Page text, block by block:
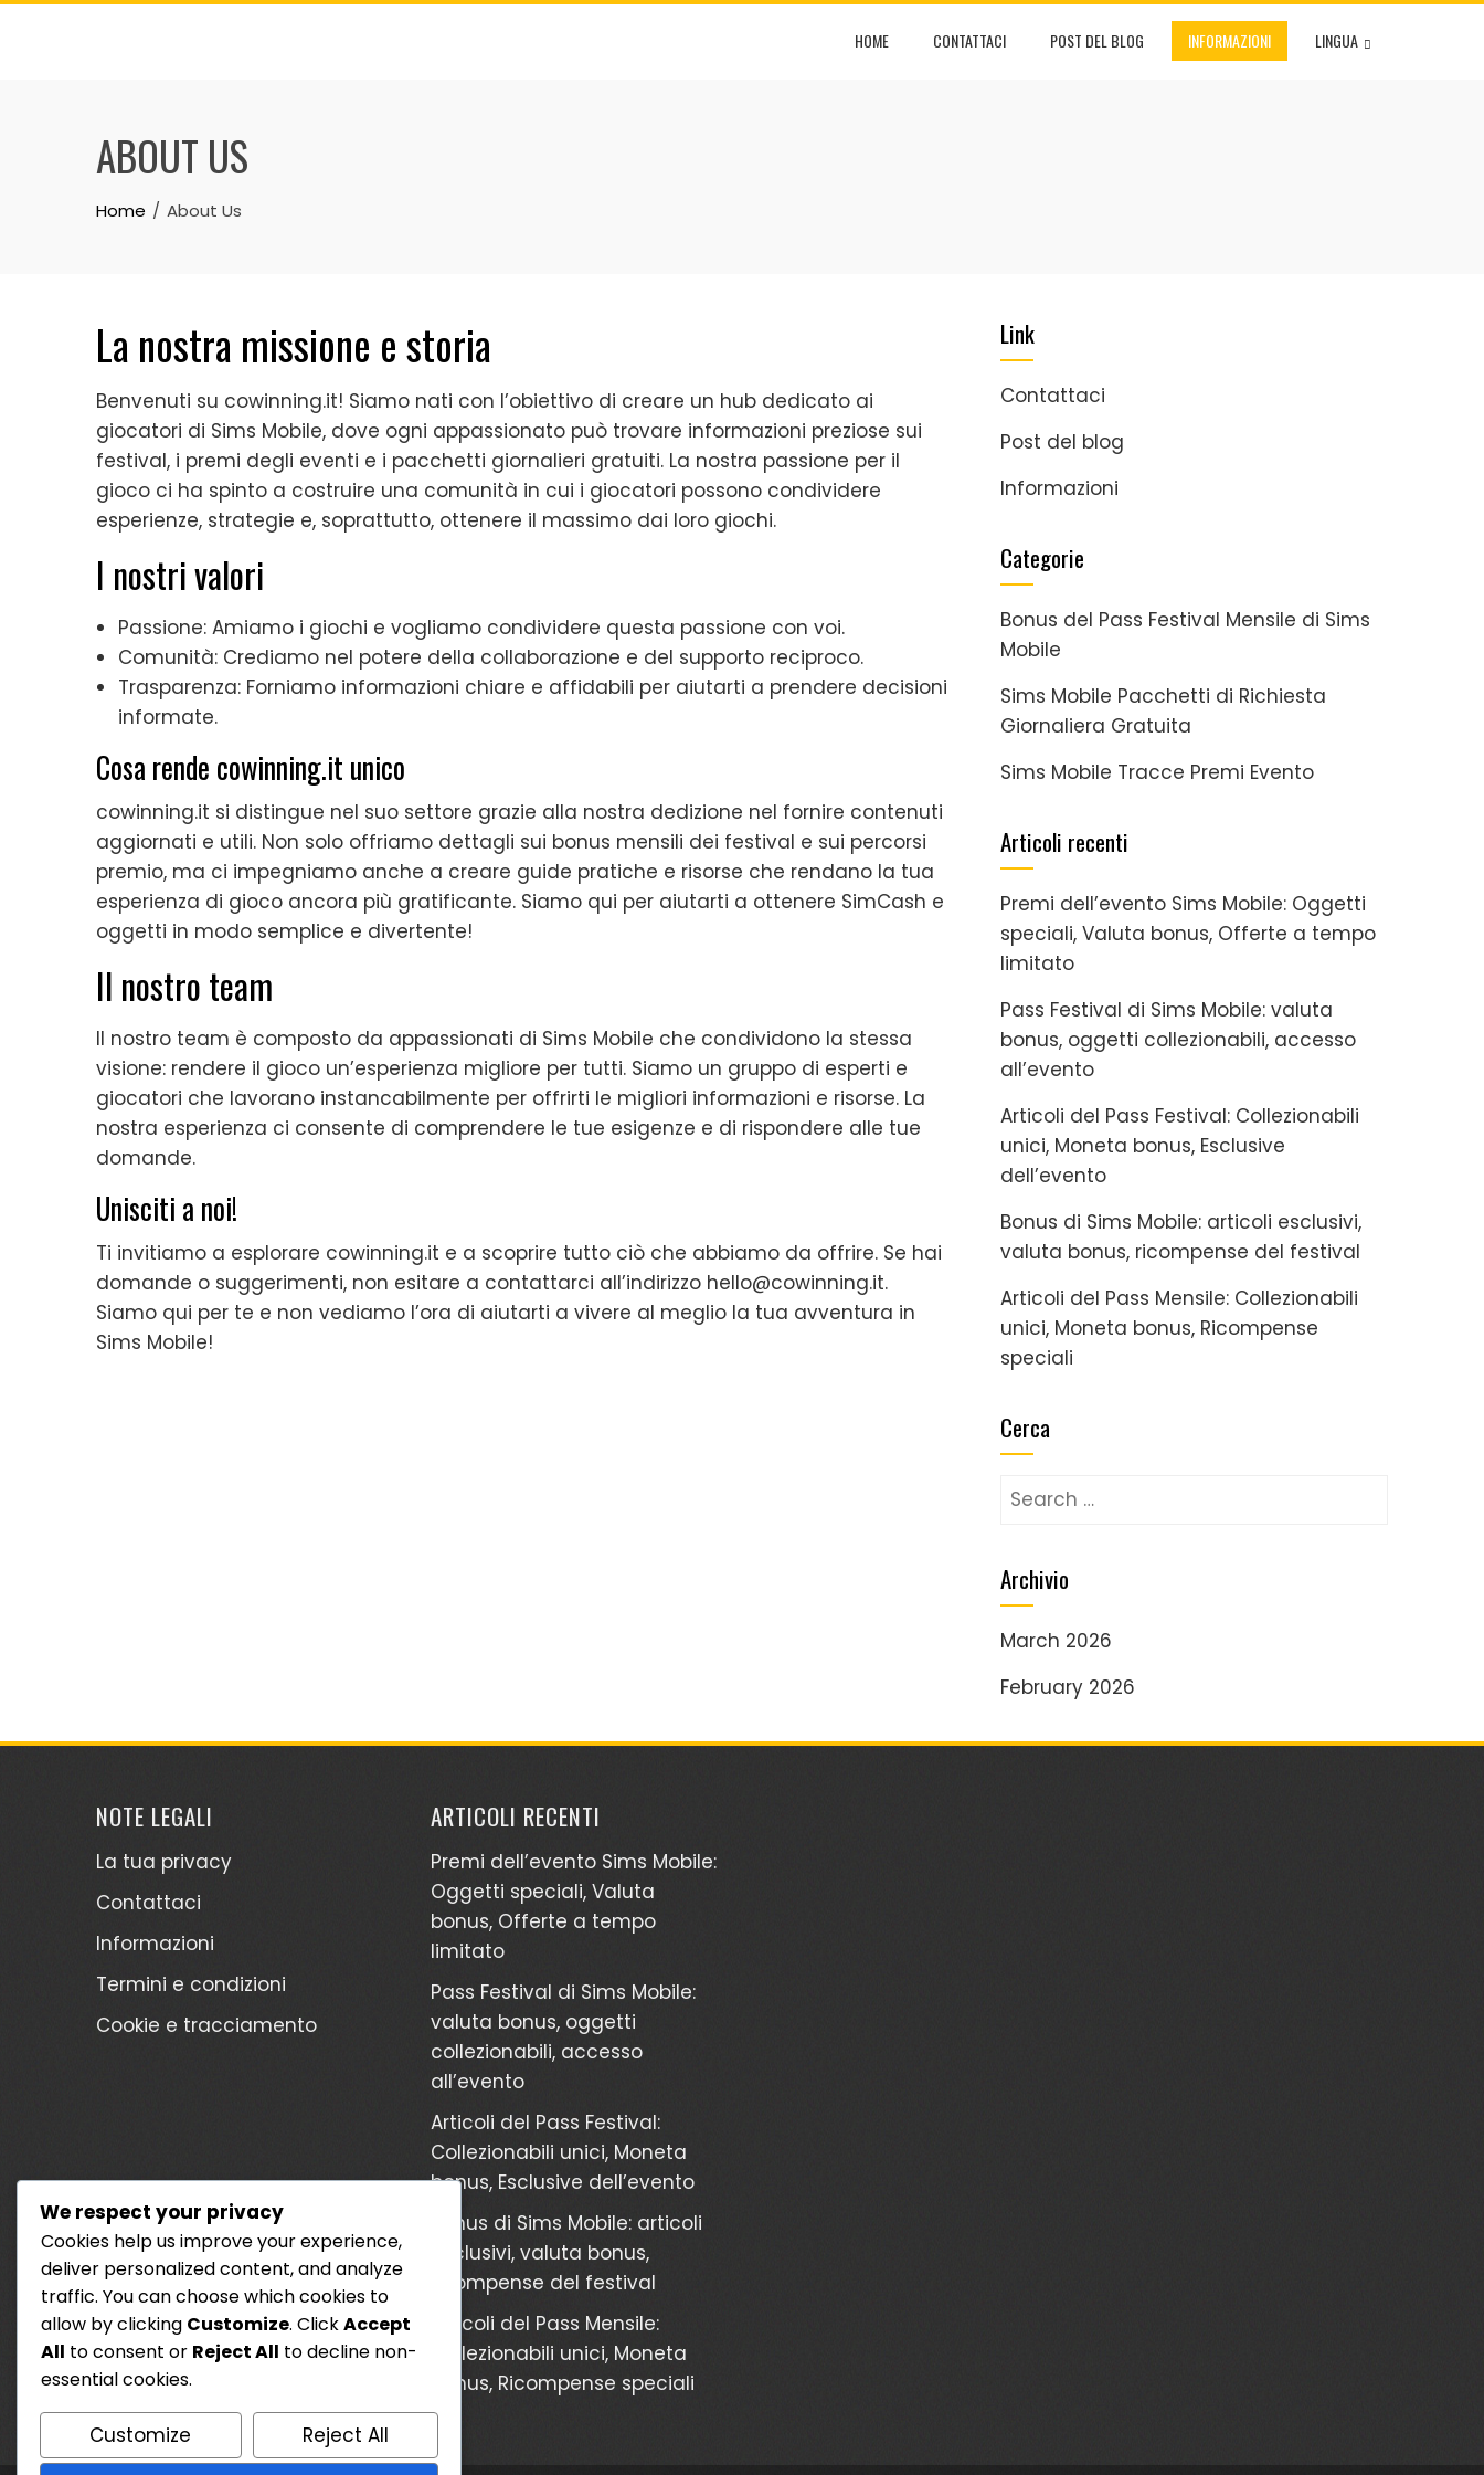
Skip
HOME CONTATTACI POST DEL BLOG INFORMAZIONI LINGUA
ABOUT US
Home About Us
La nostra missione e storia
Benvenuti su cowinning.it! Siamo nati con l’obiettivo di creare un hub dedicato ai
giocatori di Sims Mobile, dove ogni appassionato può trovare informazioni preziose sui
festival, i premi degli eventi e i pacchetti giornalieri gratuiti. La nostra passione per il
gioco ci ha spinto a costruire una comunità in cui i giocatori possono condividere
esperienze, strategie e, soprattutto, ottenere il massimo dai loro giochi.
I nostri valori
Passione: Amiamo i giochi e vogliamo condividere questa passione con voi.
Comunità: Crediamo nel potere della collaborazione e del supporto reciproco.
Trasparenza: Forniamo informazioni chiare e affidabili per aiutarti a prendere decisioni
informate.
Cosa rende cowinning.it unico
cowinning.it si distingue nel suo settore grazie alla nostra dedizione nel fornire contenuti
aggiornati e utili. Non solo offriamo dettagli sui bonus mensili dei festival e sui percorsi
premio, ma ci impegniamo anche a creare guide pratiche e risorse che rendano la tua
esperienza di gioco ancora più gratificante. Siamo qui per aiutarti a ottenere SimCash e
oggetti in modo semplice e divertente!
Il nostro team
Il nostro team è composto da appassionati di Sims Mobile che condividono la stessa
visione: rendere il gioco un’esperienza migliore per tutti. Siamo un gruppo di esperti e
giocatori che lavorano instancabilmente per offrirti le migliori informazioni e risorse. La
nostra esperienza ci consente di comprendere le tue esigenze e di rispondere alle tue
domande.
Unisciti a noi!
Ti invitiamo a esplorare cowinning.it e a scoprire tutto ciò che abbiamo da offrire. Se hai
domande o suggerimenti, non esitare a contattarci all’indirizzo hello@cowinning.it.
Siamo qui per te e non vediamo l’ora di aiutarti a vivere al meglio la tua avventura in
Sims Mobile!
Link
Contattaci
Post del blog
Informazioni
Categorie
Bonus del Pass Festival Mensile di Sims
Mobile
Sims Mobile Pacchetti di Richiesta
Giornaliera Gratuita
Sims Mobile Tracce Premi Evento
Articoli recenti
Premi dell’evento Sims Mobile: Oggetti
speciali, Valuta bonus, Offerte a tempo
limitato
Pass Festival di Sims Mobile: valuta
bonus, oggetti collezionabili, accesso
all’evento
Articoli del Pass Festival: Collezionabili
unici, Moneta bonus, Esclusive
dell’evento
Bonus di Sims Mobile: articoli esclusivi,
valuta bonus, ricompense del festival
Articoli del Pass Mensile: Collezionabili
unici, Moneta bonus, Ricompense
speciali
Cerca
Search
Archivio
March 2026
February 2026
NOTE LEGALI
La tua privacy
Contattaci
Informazioni
Termini e condizioni
Cookie e tracciamento
ARTICOLI RECENTI
Premi dell’evento Sims Mobile:
Oggetti speciali, Valuta
bonus, Offerte a tempo
limitato
Pass Festival di Sims Mobile:
valuta bonus, oggetti
collezionabili, accesso
all’evento
Articoli del Pass Festival:
Collezionabili unici, Moneta
bonus, Esclusive dell’evento
Bonus di Sims Mobile: articoli
esclusivi, valuta bonus,
ricompense del festival
Articoli del Pass Mensile:
Collezionabili unici, Moneta
bonus, Ricompense speciali
We respect your privacy
Cookies help us improve your experience,
deliver personalized content, and analyze
traffic. You can choose which cookies to
allow by clicking Customize. ClickAccept
All to consent or Reject All to decline non-
essential cookies.
Customize
Reject All